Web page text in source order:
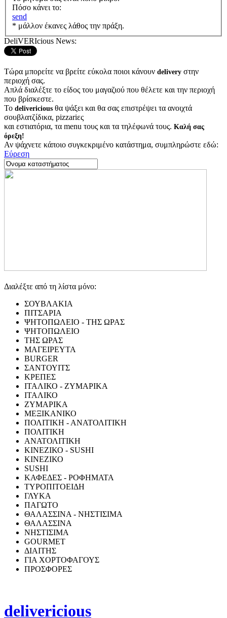
Πόσο κάνει το:
send
* μάλλον έκανες λάθος την πράξη.
DeliVERIcious News:
Τώρα μπορείτε να βρείτε εύκολα ποιοι κάνουν delivery στην
περιοχή σας.
Απλά διαλέξτε το είδος του μαγαζιού που θέλετε και την περιοχή
που βρίσκεστε.
Το delivericious θα ψάξει και θα σας επιστρέψει τα ανοιχτά
σουβλατζίδικα, pizzariες
και εστιατόρια, τα menu τους και τα τηλέφωνά τους. Καλή σας
όρεξη!
Αν ψάχνετε κάποιο συγκεκριμένο κατάστημα, συμπληρώστε εδώ:
Εύρεση
Διαλέξτε από τη λίστα μόνο:
ΣΟΥΒΛΑΚΙΑ
ΠΙΤΣΑΡΙΑ
ΨΗΤΟΠΩΛΕΙΟ - ΤΗΣ ΩΡΑΣ
ΨΗΤΟΠΩΛΕΙΟ
ΤΗΣ ΩΡΑΣ
ΜΑΓΕΙΡΕΥΤΑ
BURGER
ΣΑΝΤΟΥΙΤΣ
ΚΡΕΠΕΣ
ΙΤΑΛΙΚΟ - ΖΥΜΑΡΙΚΑ
ΙΤΑΛΙΚΟ
ΖΥΜΑΡΙΚΑ
ΜΕΞΙΚΑΝΙΚΟ
ΠΟΛΙΤΙΚΗ - ΑΝΑΤΟΛΙΤΙΚΗ
ΠΟΛΙΤΙΚΗ
ΑΝΑΤΟΛΙΤΙΚΗ
ΚΙΝΕΖΙΚΟ - SUSHI
ΚΙΝΕΖΙΚΟ
SUSHI
ΚΑΦΕΔΕΣ - ΡΟΦΗΜΑΤΑ
ΤΥΡΟΠΙΤΟΕΙΔΗ
ΓΛΥΚΑ
ΠΑΓΩΤΟ
ΘΑΛΑΣΣΙΝΑ - ΝΗΣΤΙΣΙΜΑ
ΘΑΛΑΣΣΙΝΑ
ΝΗΣΤΙΣΙΜΑ
GOURMET
ΔΙΑΙΤΗΣ
ΓΙΑ ΧΟΡΤΟΦΑΓΟΥΣ
ΠΡΟΣΦΟΡΕΣ
delivericious